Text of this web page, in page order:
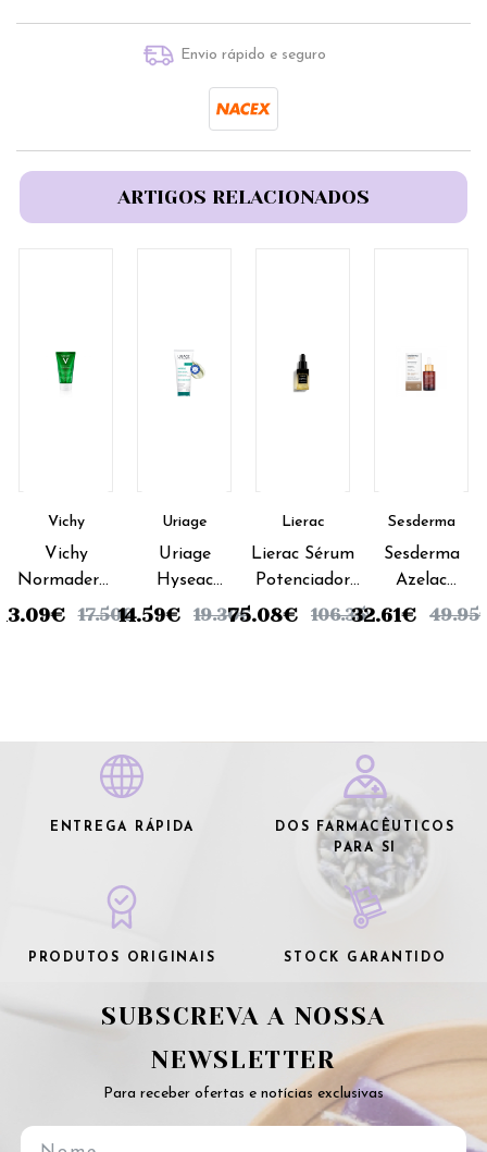
Envio rápido e seguro
ARTIGOS RELACIONADOS
Vichy
Vichy
Normaderm
Cuidado
€ 17.50€
Uriage
Uriage
Hyseac
Máscara
14.59€ 19.30€
Lierac
Lierac Sérum
Potenciador
Antienvelhecimento
75.08€ 106.35€
Sesderma
Sesderma
Azelac
RU
32.61€ 49.95
ENTREGA RÁPIDA
DOS FARMACÊUTICOS
PARA SI
PRODUTOS ORIGINAIS STOCK GARANTIDO
SUBSCREVA A NOSSA
NEWSLETTER
Para receber ofertas e notícias exclusivas